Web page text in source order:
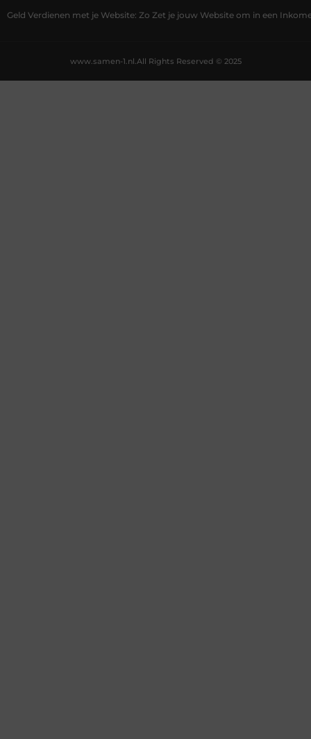
Geld Verdienen met je Website: Zo Zet je jouw Website om in een
All Rights Reserved © 2025
www.samen-1.nl.